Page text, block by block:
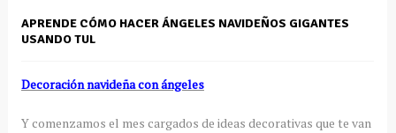
APRENDE CÓMO HACER ÁNGELES NAVIDEÑOS GIGANTES
USANDO TUL
Decoración navideña con ángeles
Y comenzamos el mes cargados de ideas decorativas que te van